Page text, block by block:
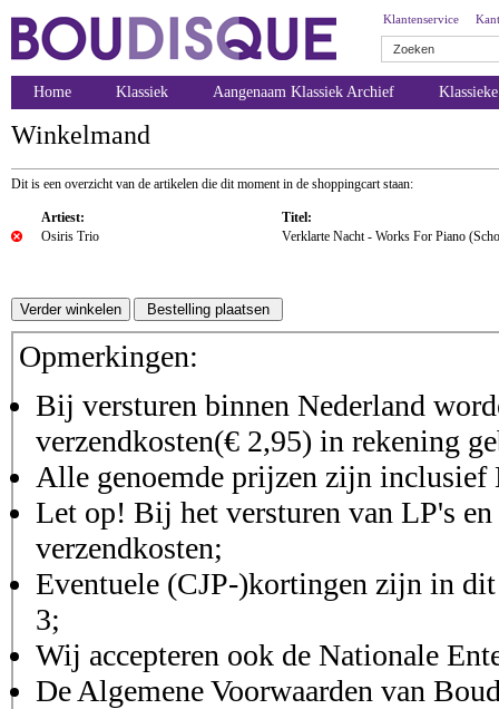
Klantenservice
Home Klassiek Aangenaam Klassiek Archief
Winkelmand
Dit is een overzicht van de artikelen die dit moment in de shoppingcart staan:
Artiest:
Titel:
Osiris Trio
Verklarte Nacht - Works For Piano
Opmerkingen:
Bij versturen binnen Nederland
verzendkosten(€ 2,95) in rekening
Alle genoemde prijzen zijn inclusief
Let op! Bij het versturen van LP's
verzendkosten;
Eventuele (CJP-)kortingen zijn in
3;
Wij accepteren ook de Nationale
De Algemene Voorwaarden van